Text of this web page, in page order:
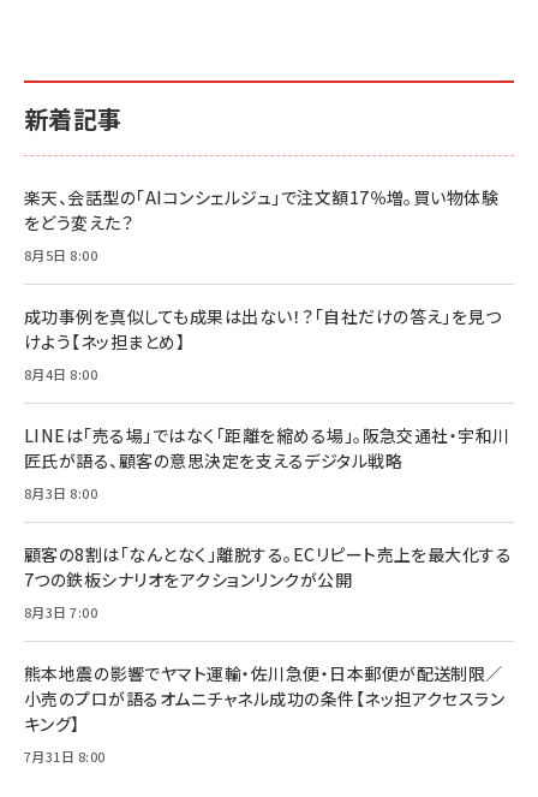
新着記事
楽天、会話型の「AIコンシェルジュ」で注文額17％増。買い物体験
をどう変えた？
8月5日 8:00
成功事例を真似しても成果は出ない！？「自社だけの答え」を見つ
けよう【ネッ担まとめ】
8月4日 8:00
LINEは「売る場」ではなく「距離を縮める場」。阪急交通社・宇和川
匠氏が語る、顧客の意思決定を支えるデジタル戦略
8月3日 8:00
顧客の8割は「なんとなく」離脱する。ECリピート売上を最大化する
7つの鉄板シナリオをアクションリンクが公開
8月3日 7:00
熊本地震の影響でヤマト運輸・佐川急便・日本郵便が配送制限／
小売のプロが語るオムニチャネル成功の条件【ネッ担アクセスラン
キング】
7月31日 8:00